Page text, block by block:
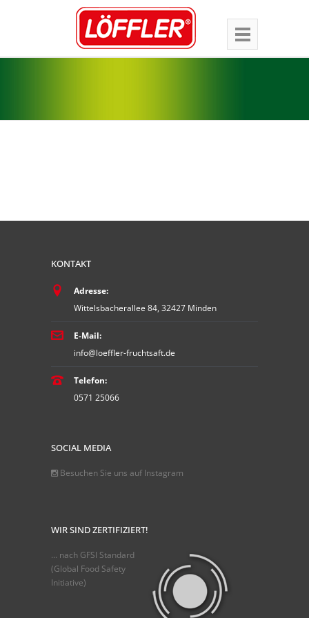
KONTAKT
Adresse:
Wittelsbacherallee 84, 32427 Minden
E-Mail:
info@loeffler-fruchtsaft.de
Telefon:
0571 25066
SOCIAL MEDIA
Besuchen Sie uns auf Instagram
WIR SIND ZERTIFIZIERT!
... nach GFSI Standard
(Global Food Safety
Initiative)